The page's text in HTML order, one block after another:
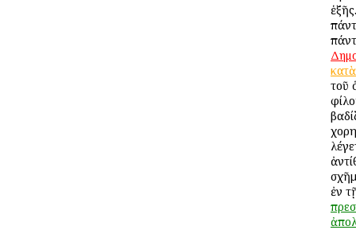
κατὰ
τοῦ
ἐν